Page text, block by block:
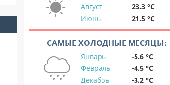
Август
23.3 °C
Июнь
21.5 °C
САМЫЕ ХОЛОДНЫЕ МЕСЯЦЫ:
Январь
-5.6 °C
Февраль
-4.5 °C
Декабрь
-3.2 °C